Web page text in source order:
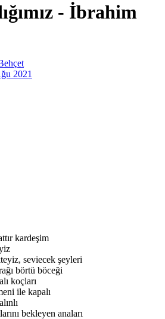
- İbrahim
2021
kardeşim
seviecek şeyleri
börtü böceği
koçları
ile kapalı
bekleyen anaları